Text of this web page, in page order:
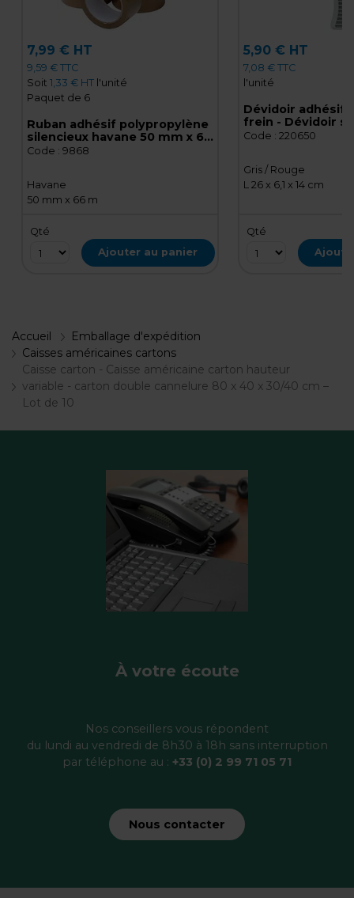
7,99 € HT
9,59 € TTC
Soit 1,33 € HTl'unité
Paquet de 6
Ruban adhésif polypropylène
silencieux havane 50 mm x 66
m - Ruban adhésif emballage
Code : 9868
Havane
50 mm x 66 m
Qté
Ajouter au panier
5,90 € HT
7,08 € TTC
l'unité
Dévidoir adhésif
frein - Dévidoir
emballage -
Code : 220650
Gris / Rouge
L 26 x 6,1 x 14 cm
Qté
Accueil
Emballage d'expédition
Caisses américaines cartons
Caisse carton - Caisse américaine carton hauteur
variable - carton double cannelure 80 x 40 x 30/40 cm –
Lot de 10
À votre écoute
Nos conseillers vous répondent
du lundi au vendredi de 8h30 à 18h sans interruption
par téléphone au : +33 (0) 2 99 71 05 71
Nous contacter